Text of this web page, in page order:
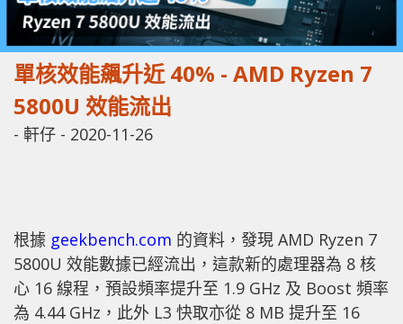
單核效能飆升近 40% - AMD Ryzen 7
5800U 效能流出
- 軒仔 - 2020-11-26
根據 geekbench.com 的資料，發現 AMD Ryzen 7
5800U 效能數據已經流出，這款新的處理器為 8 核
心 16 線程，預設頻率提升至 1.9 GHz 及 Boost 頻率
為 4.44 GHz，此外 L3 快取亦從 8 MB 提升至 16